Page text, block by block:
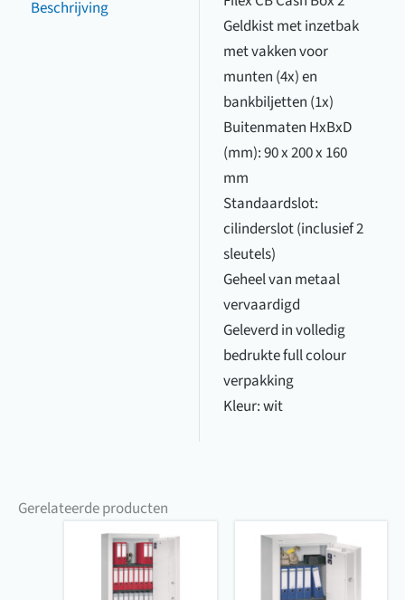
Beschrijving
Geldkist met inzetbak
met vakken voor
munten (4x) en
bankbiljetten (1x)
Buitenmaten HxBxD
(mm): 90 x 200 x 160
mm
Standaardslot:
cilinderslot (inclusief 2
sleutels)
Geheel van metaal
vervaardigd
Geleverd in volledig
bedrukte full colour
verpakking
Kleur: wit
Gerelateerde producten